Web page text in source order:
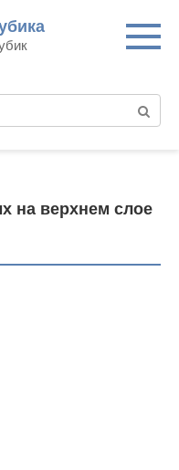
на верхнем слое